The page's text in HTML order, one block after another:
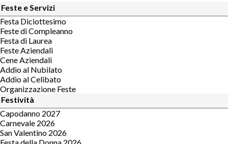
Feste e Servizi
Festa Diciottesimo
Feste di Compleanno
Festa di Laurea
Feste Aziendali
Cene Aziendali
Addio al Nubilato
Addio al Celibato
Organizzazione Feste
Festività
Capodanno 2027
Carnevale 2026
San Valentino 2026
Festa della Donna 2026